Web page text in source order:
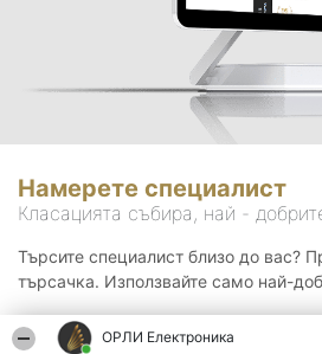
ОРЛИ Електроника
Намерете специалист
Класацията събира, най -
Търсите специалист близо до вас?
търсачка. Използвайте само най-